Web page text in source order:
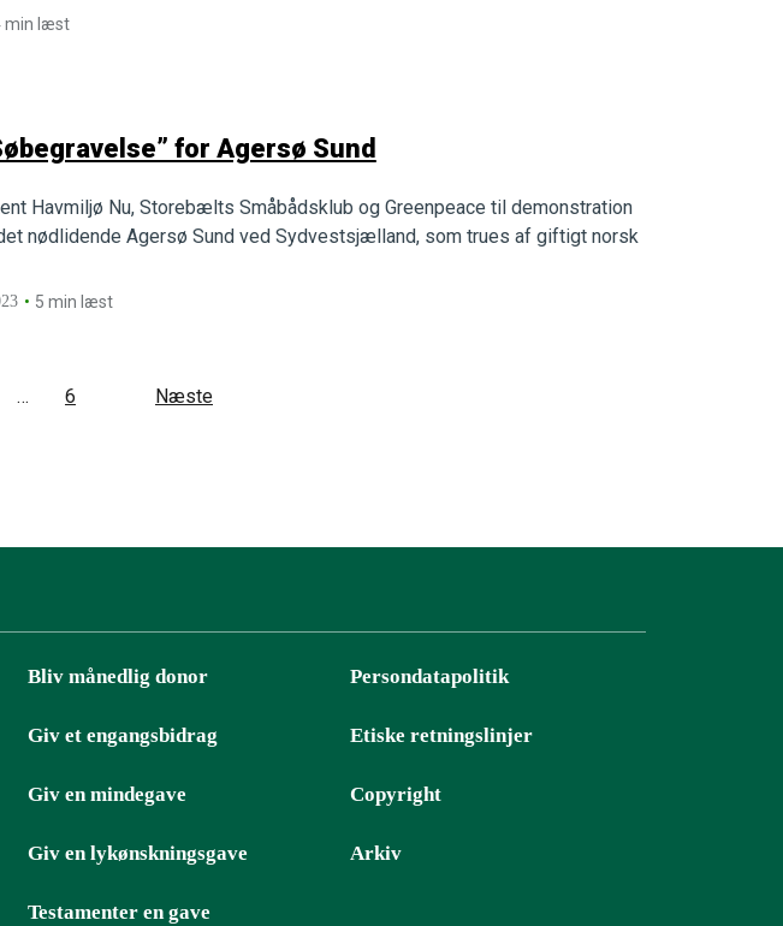
min læst
for Agersø Sund
Havmiljø Nu, Storebælts Småbådsklub og Greenpeace til demonstration
nødlidende Agersø Sund ved Sydvestsjælland, som trues af giftigt norsk
5 min læst
… 6 Næste
Bliv månedlig donor
Giv et engangsbidrag
Giv en mindegave
Giv en lykønskningsgave
Testamenter en gave
Persondatapolitik
Etiske retningslinjer
Copyright
Arkiv